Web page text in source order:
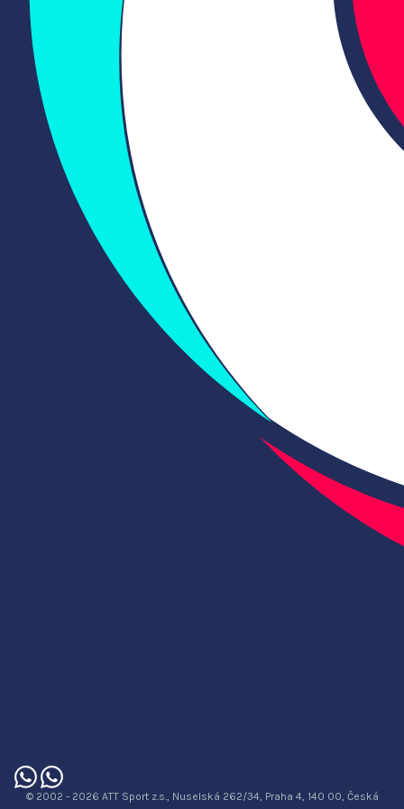
© 2002 - 2026 ATT Sport z.s., Nuselská 262/34, Praha 4, 140 00, Česká